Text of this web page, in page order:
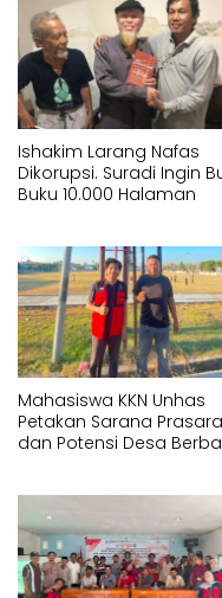
Ishakim Larang Nafas
Dikorupsi. Suradi Ingin
Buku 10.000 Halaman
Mahasiswa KKN Unhas
Petakan Sarana
dan Potensi Desa